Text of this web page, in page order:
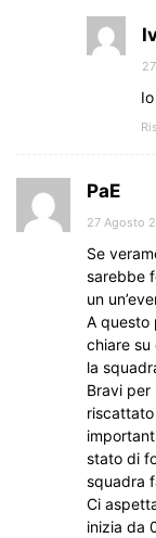
PaE
27 Agosto
Se
sarebbe
un
A questo
chiare
la
Bravi per
stato di
squadra
Ci
inizia da